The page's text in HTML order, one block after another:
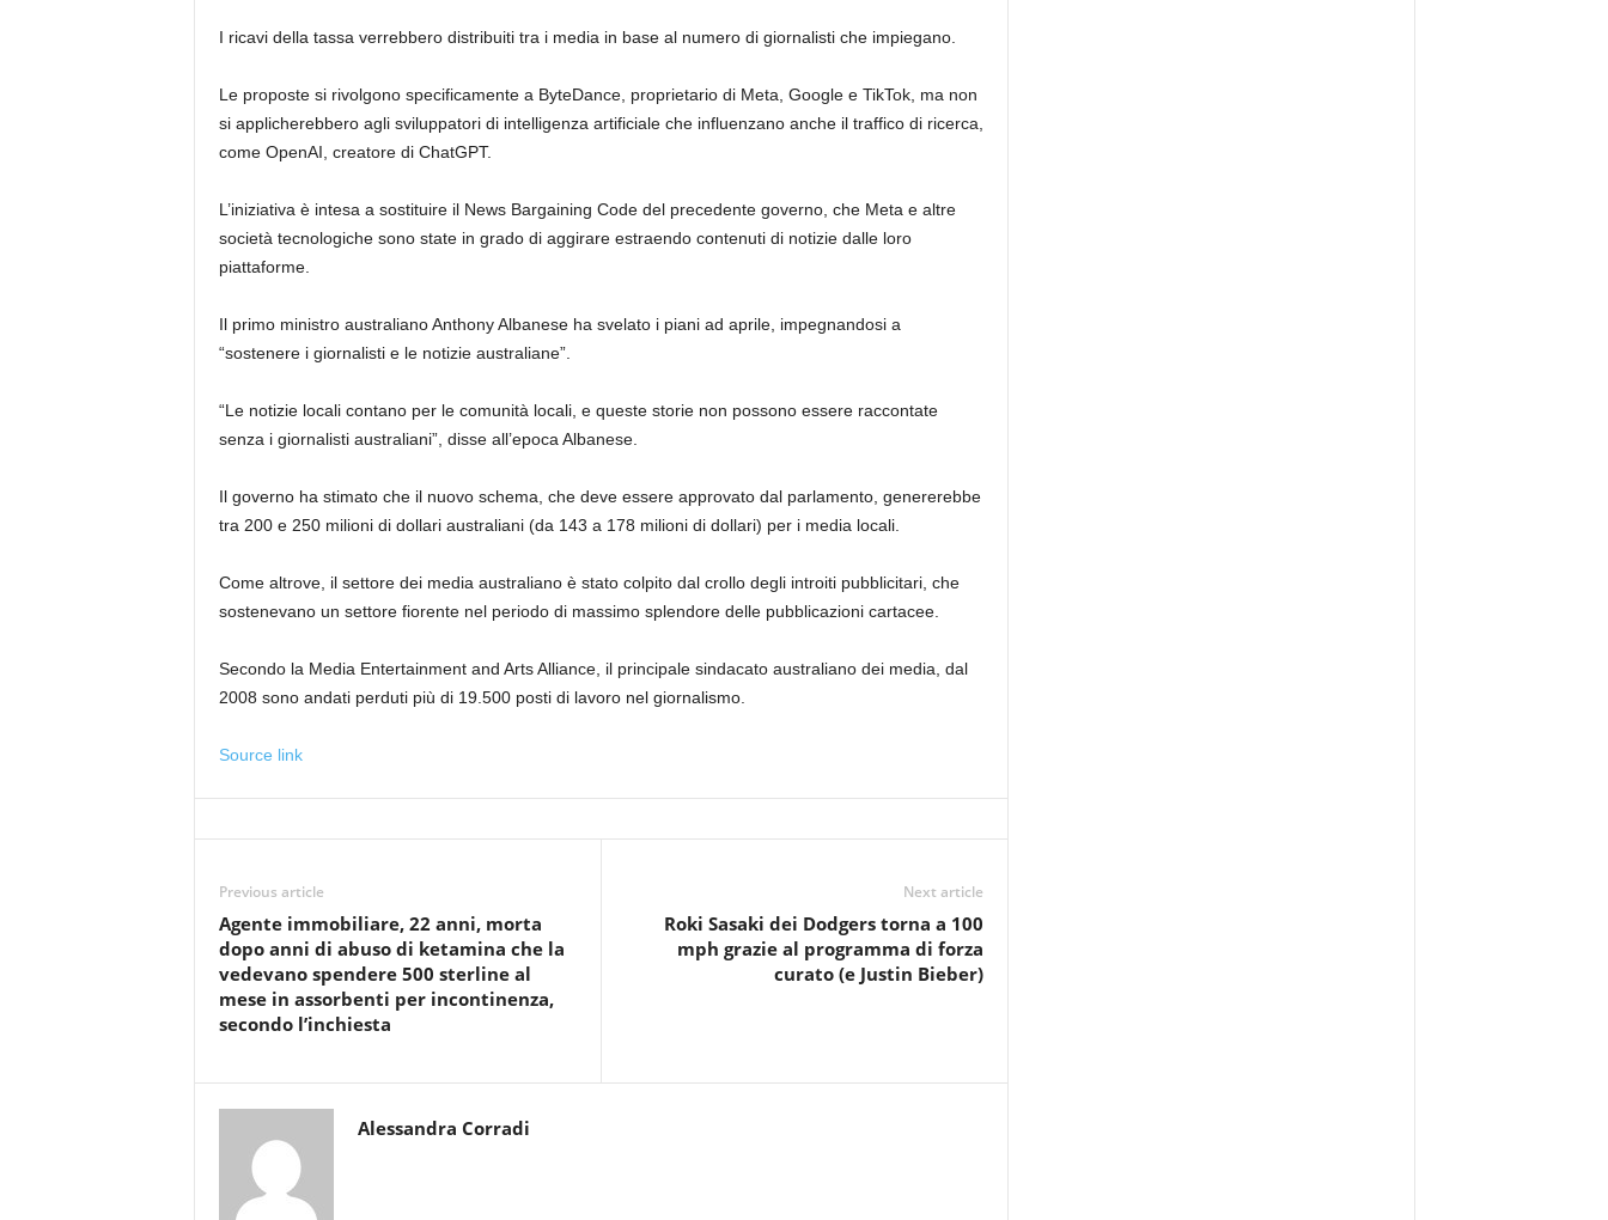
I ricavi della tassa verrebbero distribuiti tra i media in base al numero di giornalisti che impiegano.
Le proposte si rivolgono specificamente a ByteDance, proprietario di Meta, Google e TikTok, ma non
si applicherebbero agli sviluppatori di intelligenza artificiale che influenzano anche il traffico di ricerca,
come OpenAI, creatore di ChatGPT.
L’iniziativa è intesa a sostituire il News Bargaining Code del precedente governo, che Meta e altre
società tecnologiche sono state in grado di aggirare estraendo contenuti di notizie dalle loro
piattaforme.
Il primo ministro australiano Anthony Albanese ha svelato i piani ad aprile, impegnandosi a
“sostenere i giornalisti e le notizie australiane”.
“Le notizie locali contano per le comunità locali, e queste storie non possono essere raccontate
senza i giornalisti australiani”, disse all’epoca Albanese.
Il governo ha stimato che il nuovo schema, che deve essere approvato dal parlamento, genererebbe
tra 200 e 250 milioni di dollari australiani (da 143 a 178 milioni di dollari) per i media locali.
Come altrove, il settore dei media australiano è stato colpito dal crollo degli introiti pubblicitari, che
sostenevano un settore fiorente nel periodo di massimo splendore delle pubblicazioni cartacee.
Secondo la Media Entertainment and Arts Alliance, il principale sindacato australiano dei media, dal
2008 sono andati perduti più di 19.500 posti di lavoro nel giornalismo.
Source link
Previous article
Agente immobiliare, 22 anni, morta
dopo anni di abuso di ketamina che la
vedevano spendere 500 sterline al
mese in assorbenti per incontinenza,
secondo l’inchiesta
Next article
Roki Sasaki dei Dodgers torna a 100
mph grazie al programma di forza
curato (e Justin Bieber)
Alessandra Corradi